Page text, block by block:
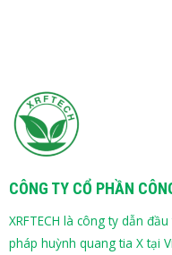
CÔNG TY CỔ PHẦN
XRFTECH là công ty dẫn
pháp huỳnh quang tia X tại